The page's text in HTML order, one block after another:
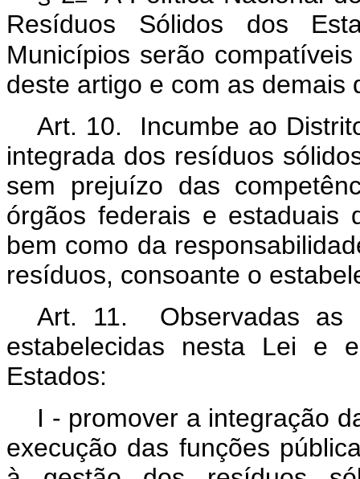
Resíduos Sólidos dos
Municípios serão
deste artigo e com as
Art. 10. Incumbe ao
integrada dos resíduos
sem prejuízo das
órgãos federais e estaduais
bem como da
resíduos, consoante o
Art. 11. Observadas as
estabelecidas nesta Lei e
Estados:
I - promover a integração
execução das funções